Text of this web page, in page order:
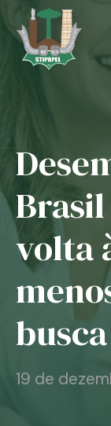
Skip
content
Home
O
Jurídico
volta
19 de